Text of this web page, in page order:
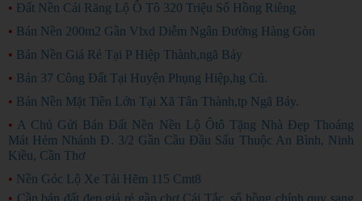
• Đất Nền Cái Răng Lộ Ô Tô 320 Triệu Sổ Hồng Riêng
• Bán Nền 200m2 Gần Vlxd Diễm Ngân Đường Hàng Gòn
• Bán Nền Giá Rẻ Tại P Hiệp Thành,ngã Bảy
• Bán 37 Công Đất Tại Huyện Phụng Hiệp,hg Củ.
• Bán Nền Mặt Tiền Lớn Tại Xã Tân Thành,tp Ngã Bảy.
• A Chủ Gửi Bán Đất Nền Nền Lộ Ôtô Tặng Nhà Đẹp Thoáng
Mát Hẻm Nhánh Đ. 3/2 Gần Cầu Đầu Sấu Thuộc An Bình, Ninh
Kiều, Cần Thơ
• Nền Góc Lộ Xe Tải Hẽm 115 Cmt8
• Cần bán đất đẹp giá rẻ gần chợ Cái Tắc, sổ hồng chính quy sang